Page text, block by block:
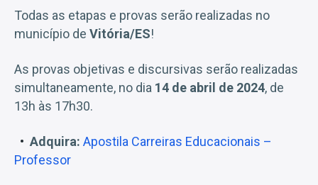
Todas as etapas e provas serão realizadas no
município de Vitória/ES!
As provas objetivas e discursivas serão realizadas
simultaneamente, no dia 14 de abril de 2024, de
13h às 17h30.
Adquira: Apostila Carreiras Educacionais –
Professor